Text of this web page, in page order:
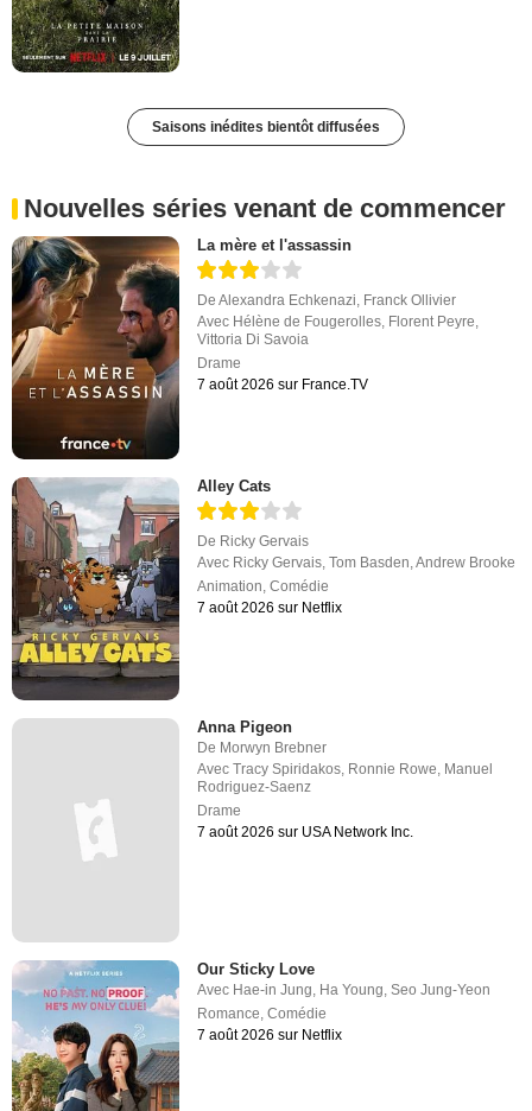
Saisons inédites bientôt diffusées
Nouvelles séries venant de commencer
La mère et l'assassin
DeAlexandra Echkenazi Franck Ollivier
Avec Hélène de Fougerolles Florent Peyre
Vittoria Di Savoia
Drame
7 août 2026 sur France.TV
Alley Cats
De Ricky Gervais
Avec Ricky Gervais,Tom Basden,Andrew Brooke
Animation,Comédie
7 août 2026 sur Netflix
Anna Pigeon
De Morwyn Brebner
AvecTracy Spiridakos, Ronnie Rowe, Manuel
Rodriguez-Saenz
Drame
7 août 2026 sur USA Network Inc.
Our Sticky Love
Avec Hae-in Jung Ha Young ,Seo Jung-Yeon
Romance ,Comédie
7 août 2026 sur Netflix